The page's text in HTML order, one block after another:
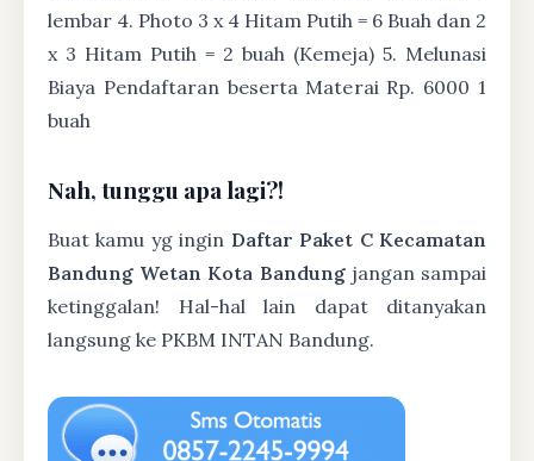
lembar 4. Photo 3 x 4 Hitam Putih = 6 Buah dan 2
x 3 Hitam Putih = 2 buah (Kemeja) 5. Melunasi
Biaya Pendaftaran beserta Materai Rp. 6000 1
buah
Nah, tunggu apa lagi?!
Buat kamu yg ingin Daftar Paket C Kecamatan
Bandung Wetan Kota Bandungjangan sampai
ketinggalan! Hal-hal lain dapat ditanyakan
langsung ke PKBM INTAN Bandung.